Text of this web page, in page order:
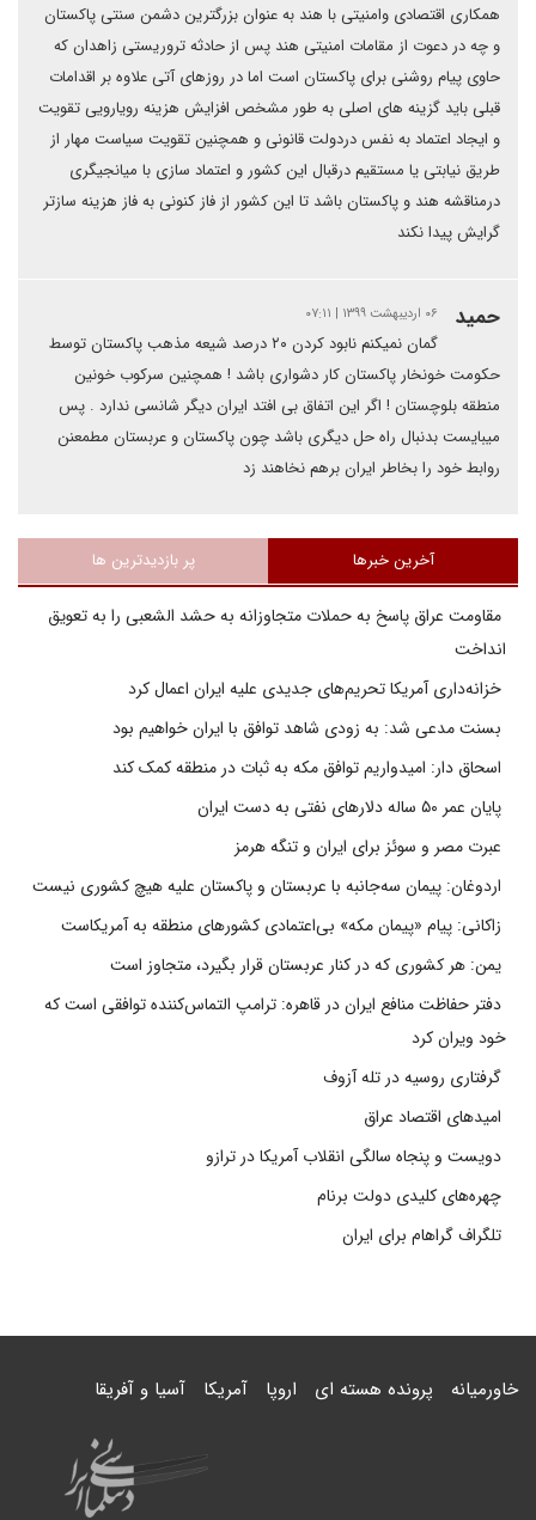
همکاری اقتصادی وامنیتی با هند به عنوان بزرگترین دشمن سنتی پاکستان
و چه در دعوت از مقامات امنیتی هند پس از حادثه تروریستی زاهدان که
حاوی پیام روشنی برای پاکستان است اما در روزهای آتی علاوه بر اقدامات
قبلی باید گزینه های اصلی به طور مشخص افزایش هزینه رویارویی تقویت
و ایجاد اعتماد به نفس دردولت قانونی و همچنین تقویت سیاست مهار از
طریق نیابتی یا مستقیم درقبال این کشور و اعتماد سازی با میانجیگری
درمناقشه هند و پاکستان باشد تا این کشور از فاز کنونی به فاز هزینه سازتر
گرایش پیدا نکند
حمید ۰۶ اردیبهشت ۱۳۹۹ | ۰۷:۱۱
گمان نمیکنم نابود کردن ۲۰ درصد شیعه مذهب پاکستان توسط
حکومت خونخار پاکستان کار دشواری باشد ! همچنین سرکوب خونین
منطقه بلوچستان ! اگر این اتفاق بی افتد ایران دیگر شانسی ندارد . پس
میبایست بدنبال راه حل دیگری باشد چون پاکستان و عربستان مطمعنن
روابط خود را بخاطر ایران برهم نخاهند زد
آخرین خبرها پر بازدیدترین ها
مقاومت عراق پاسخ به حملات متجاوزانه به حشد الشعبی را به تعویق
انداخت
خزانه‌داری آمریکا تحریم‌های جدیدی علیه ایران اعمال کرد
بسنت مدعی شد: به زودی شاهد توافق با ایران خواهیم بود
اسحاق دار: امیدواریم توافق مکه به ثبات در منطقه کمک کند
پایان عمر ۵۰ ساله دلارهای نفتی به دست ایران
عبرت مصر و سوئز برای ایران و تنگه هرمز
اردوغان: پیمان سه‌جانبه با عربستان و پاکستان علیه هیچ کشوری نیست
زاکانی: پیام «پیمان مکه» بی‌اعتمادی کشورهای منطقه به آمریکاست
یمن: هر کشوری که در کنار عربستان قرار بگیرد، متجاوز است
دفتر حفاظت منافع ایران در قاهره: ترامپ التماس‌کننده توافقی است که
خود ویران کرد
گرفتاری روسیه در تله آزوف
امیدهای اقتصاد عراق
دویست و پنجاه سالگی انقلاب آمریکا در ترازو
چهره‌های کلیدی دولت برنام
تلگراف گراهام برای ایران
خاورمیانه پرونده هسته ای اروپا آمریکا آسیا و آفریقا